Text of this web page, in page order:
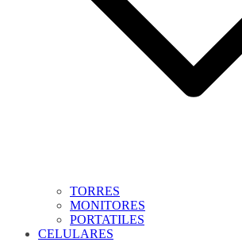
TORRES
MONITORES
PORTATILES
CELULARES